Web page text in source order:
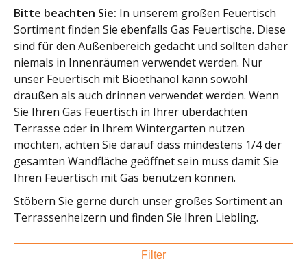
Bitte beachten Sie: In unserem großen Feuertisch
Sortiment finden Sie ebenfalls Gas Feuertische. Diese
sind für den Außenbereich gedacht und sollten daher
niemals in Innenräumen verwendet werden. Nur
unser Feuertisch mit Bioethanol kann sowohl
draußen als auch drinnen verwendet werden. Wenn
Sie Ihren Gas Feuertisch in Ihrer überdachten
Terrasse oder in Ihrem Wintergarten nutzen
möchten, achten Sie darauf dass mindestens 1/4 der
gesamten Wandfläche geöffnet sein muss damit Sie
Ihren Feuertisch mit Gas benutzen können.
Stöbern Sie gerne durch unser großes Sortiment an
Terrassenheizern und finden Sie Ihren Liebling.
Filter